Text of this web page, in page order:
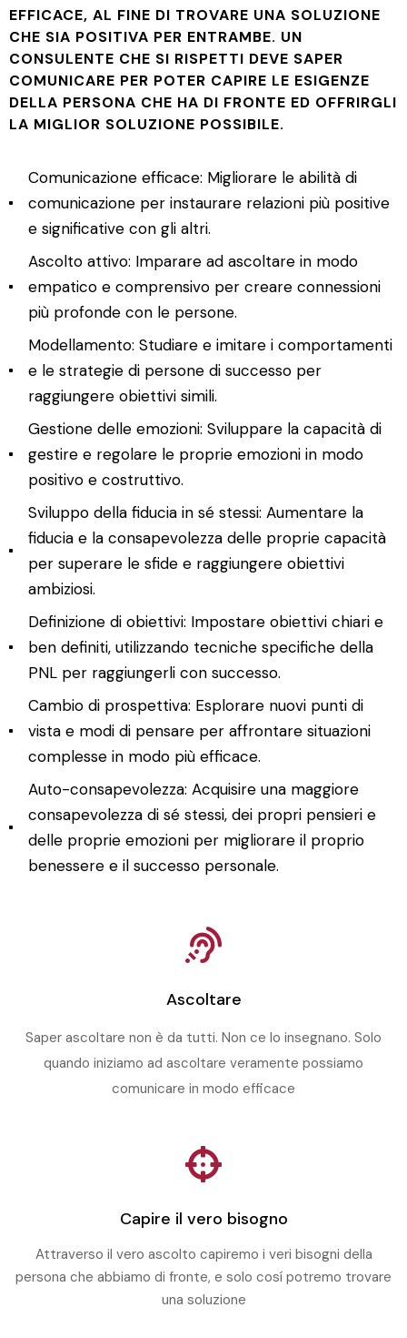
EFFICACE, AL FINE DI TROVARE UNA SOLUZIONE
CHE SIA POSITIVA PER ENTRAMBE. UN
CONSULENTE CHE SI RISPETTI DEVE SAPER
COMUNICARE PER POTER CAPIRE LE ESIGENZE
DELLA PERSONA CHE HA DI FRONTE ED OFFRIRGLI
LA MIGLIOR SOLUZIONE POSSIBILE.
Comunicazione efficace: Migliorare le abilità di
comunicazione per instaurare relazioni più positive
e significative con gli altri.
Ascolto attivo: Imparare ad ascoltare in modo
empatico e comprensivo per creare connessioni
più profonde con le persone.
Modellamento: Studiare e imitare i comportamenti
e le strategie di persone di successo per
raggiungere obiettivi simili.
Gestione delle emozioni: Sviluppare la capacità di
gestire e regolare le proprie emozioni in modo
positivo e costruttivo.
Sviluppo della fiducia in sé stessi: Aumentare la
fiducia e la consapevolezza delle proprie capacità
per superare le sfide e raggiungere obiettivi
ambiziosi.
Definizione di obiettivi: Impostare obiettivi chiari e
ben definiti, utilizzando tecniche specifiche della
PNL per raggiungerli con successo.
Cambio di prospettiva: Esplorare nuovi punti di
vista e modi di pensare per affrontare situazioni
complesse in modo più efficace.
Auto-consapevolezza: Acquisire una maggiore
consapevolezza di sé stessi, dei propri pensieri e
delle proprie emozioni per migliorare il proprio
benessere e il successo personale.
Ascoltare
Saper ascoltare non è da tutti. Non ce lo insegnano. Solo
quando iniziamo ad ascoltare veramente possiamo
comunicare in modo efficace
Capire il vero bisogno
Attraverso il vero ascolto capiremo i veri bisogni della
persona che abbiamo di fronte, e solo cosí potremo trovare
una soluzione